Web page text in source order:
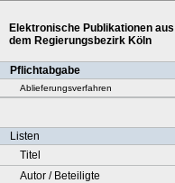
Elektronische Publikationen aus
dem Regierungsbezirk Köln
Pflichtabgabe
Ablieferungsverfahren
Listen
Titel
Autor / Beteiligte